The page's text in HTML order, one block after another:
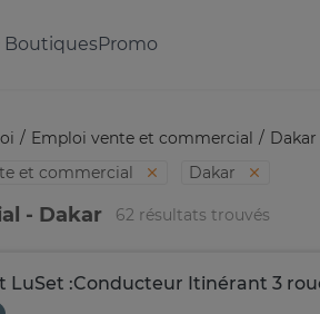
BoutiquesPromo
Emploi vente et commercial
Dakar
et commercial Dakar
- Dakar 62 résultats trouvés
LuSet :Conducteur Itinérant 3